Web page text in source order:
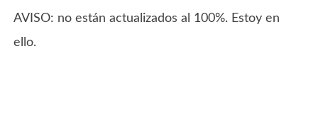
AVISO: no están actualizados al 100%. Estoy en
ello.